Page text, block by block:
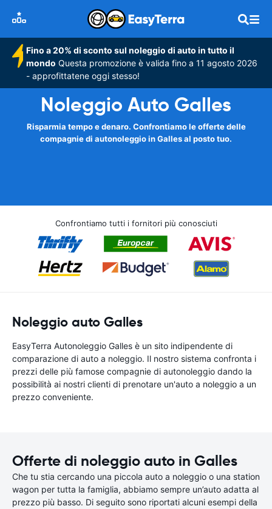
Fino a 20% di sconto sul noleggio di auto in tutto il
mondo Questa promozione è valida fino a 11 agosto 2026
- approfittatene oggi stesso!
Noleggio Auto Galles
Risparmia tempo e denaro. Confrontiamo le offerte delle
compagnie di autonoleggio in Galles al posto tuo.
Confrontiamo tutti i fornitori più conosciuti
Noleggio auto Galles
EasyTerra Autonoleggio Galles è un sito indipendente di
comparazione di auto a noleggio. Il nostro sistema confronta i
prezzi delle più famose compagnie di autonoleggio dando la
possibilità ai nostri clienti di prenotare un'auto a noleggio a un
prezzo conveniente.
Offerte di noleggio auto in Galles
Che tu stia cercando una piccola auto a noleggio o una station
wagon per tutta la famiglia, abbiamo sempre un’auto adatta al
prezzo più basso. Di seguito sono riportati alcuni esempi della